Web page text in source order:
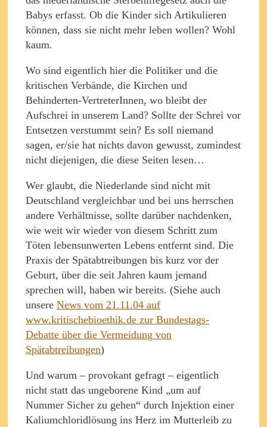
Babys erfasst. Ob die Kinder sich Artikulieren
können, dass sie nicht mehr leben wollen? Wohl
kaum.
Wo sind eigentlich hier die Politiker und die
kritischen Verbände, die Kirchen und
Behinderten-VertreterInnen, wo bleibt der
Aufschrei in unserem Land? Sollte der Schrei vor
Entsetzen verstummt sein? Es soll niemand
sagen, er/sie hat nichts davon gewusst, zumindest
nicht diejenigen, die diese Seiten lesen…
Wer glaubt, die Niederlande sind nicht mit
Deutschland vergleichbar und bei uns herrschen
andere Verhältnisse, sollte darüber nachdenken,
wie weit wir wieder von diesem Schritt zum
Töten lebensunwerten Lebens entfernt sind. Die
Praxis der Spätabtreibungen bis kurz vor der
Geburt, über die seit Jahren kaum jemand
sprechen will, haben wir bereits. (Siehe auch
unsere News vom 21.11.04 auf
www.kritischebioethik.de zur Bundestags-
Debatte über die Vermeidung von
Spätabtreibungen)
Und warum – provokant gefragt – eigentlich
nicht statt das ungeborene Kind „um auf
Nummer Sicher zu gehen“ durch Injektion einer
Kaliumchloridlösung ins Herz im Mutterleib zu